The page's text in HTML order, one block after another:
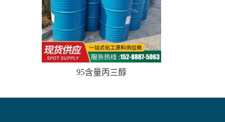
95含量丙三醇